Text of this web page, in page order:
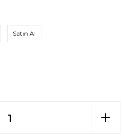
Satın Al